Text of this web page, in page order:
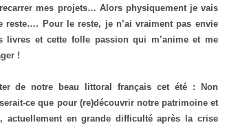
mes projets… Alors physiquement je vais
Pour le reste, je n’ai vraiment pas envie
livres et cette folle passion qui m’anime et me
!
de notre beau littoral français cet été : Non
ce que pour (re)découvrir notre patrimoine et
en grande difficulté après la crise